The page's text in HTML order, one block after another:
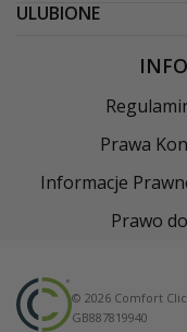
ULUBIONE
Prawa
Informacje
Prawo
© 2026 Comfort
GB887819940